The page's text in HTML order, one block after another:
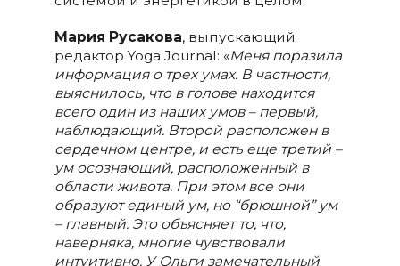
Мария Русакова, выпускающий
редактор Yoga Journal: «Меня поразила
информация о трех умах. В частности,
выяснилось, что в голове находится
всего один из наших умов – первый,
наблюдающий. Второй расположен в
сердечном центре, и есть еще третий –
ум осознающий, расположенный в
области живота. При этом все они
образуют единый ум, но “брюшной” ум
– главный. Это объясняет то, что,
наверняка, многие чувствовали
интуитивно. У Ольги замечательный